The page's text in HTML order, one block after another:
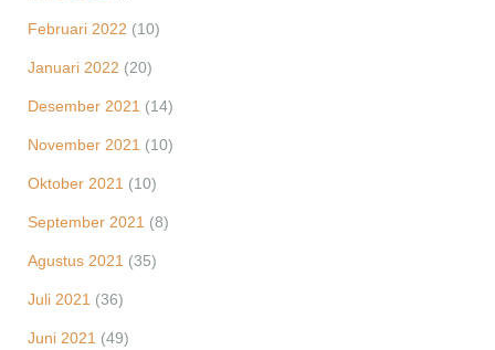
Februari 2022 (10)
Januari 2022 (20)
Desember 2021 (14)
November 2021 (10)
Oktober 2021 (10)
September 2021 (8)
Agustus 2021 (35)
Juli 2021 (36)
Juni 2021 (49)